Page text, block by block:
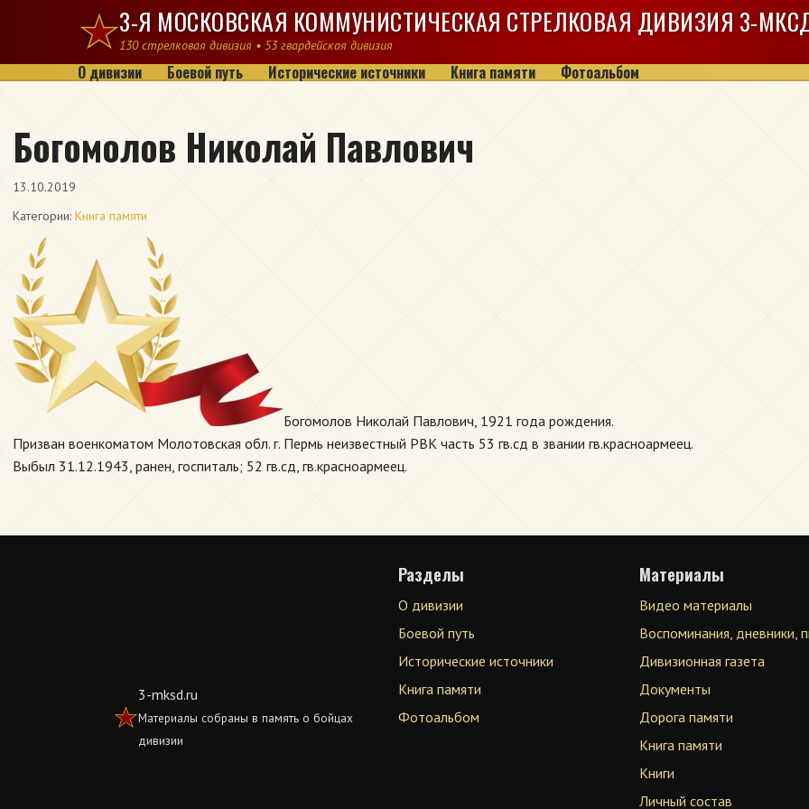
Перейти к содержимому3-Я МОСКОВСКАЯ КОММУНИСТИЧЕСКАЯ СТРЕЛКОВАЯ ДИВИЗИЯ 3-
130 стрелковая дивизия • 53 гвардейская дивизия
О дивизии Боевой путь Исторические источники Книга памяти Фотоальбом
Богомолов Николай Павлович
13.10.2019
Категории: Книга памяти
Богомолов Николай Павлович, 1921 года рождения.
Призван военкоматом Молотовская обл. г. Пермь неизвестный РВК часть 53 гв.сд в звании гв.красноармеец.
Выбыл 31.12.1943, ранен, госпиталь; 52 гв.сд, гв.красноармеец.
3-mksd.ru
Материалы собраны в память о бойцах
дивизии
Разделы
О дивизии
Боевой путь
Исторические источники
Книга памяти
Фотоальбом
Материалы
Видео материалы
Воспоминания, дневники,
Дивизионная газета
Документы
Дорога памяти
Книга памяти
Книги
Личный состав